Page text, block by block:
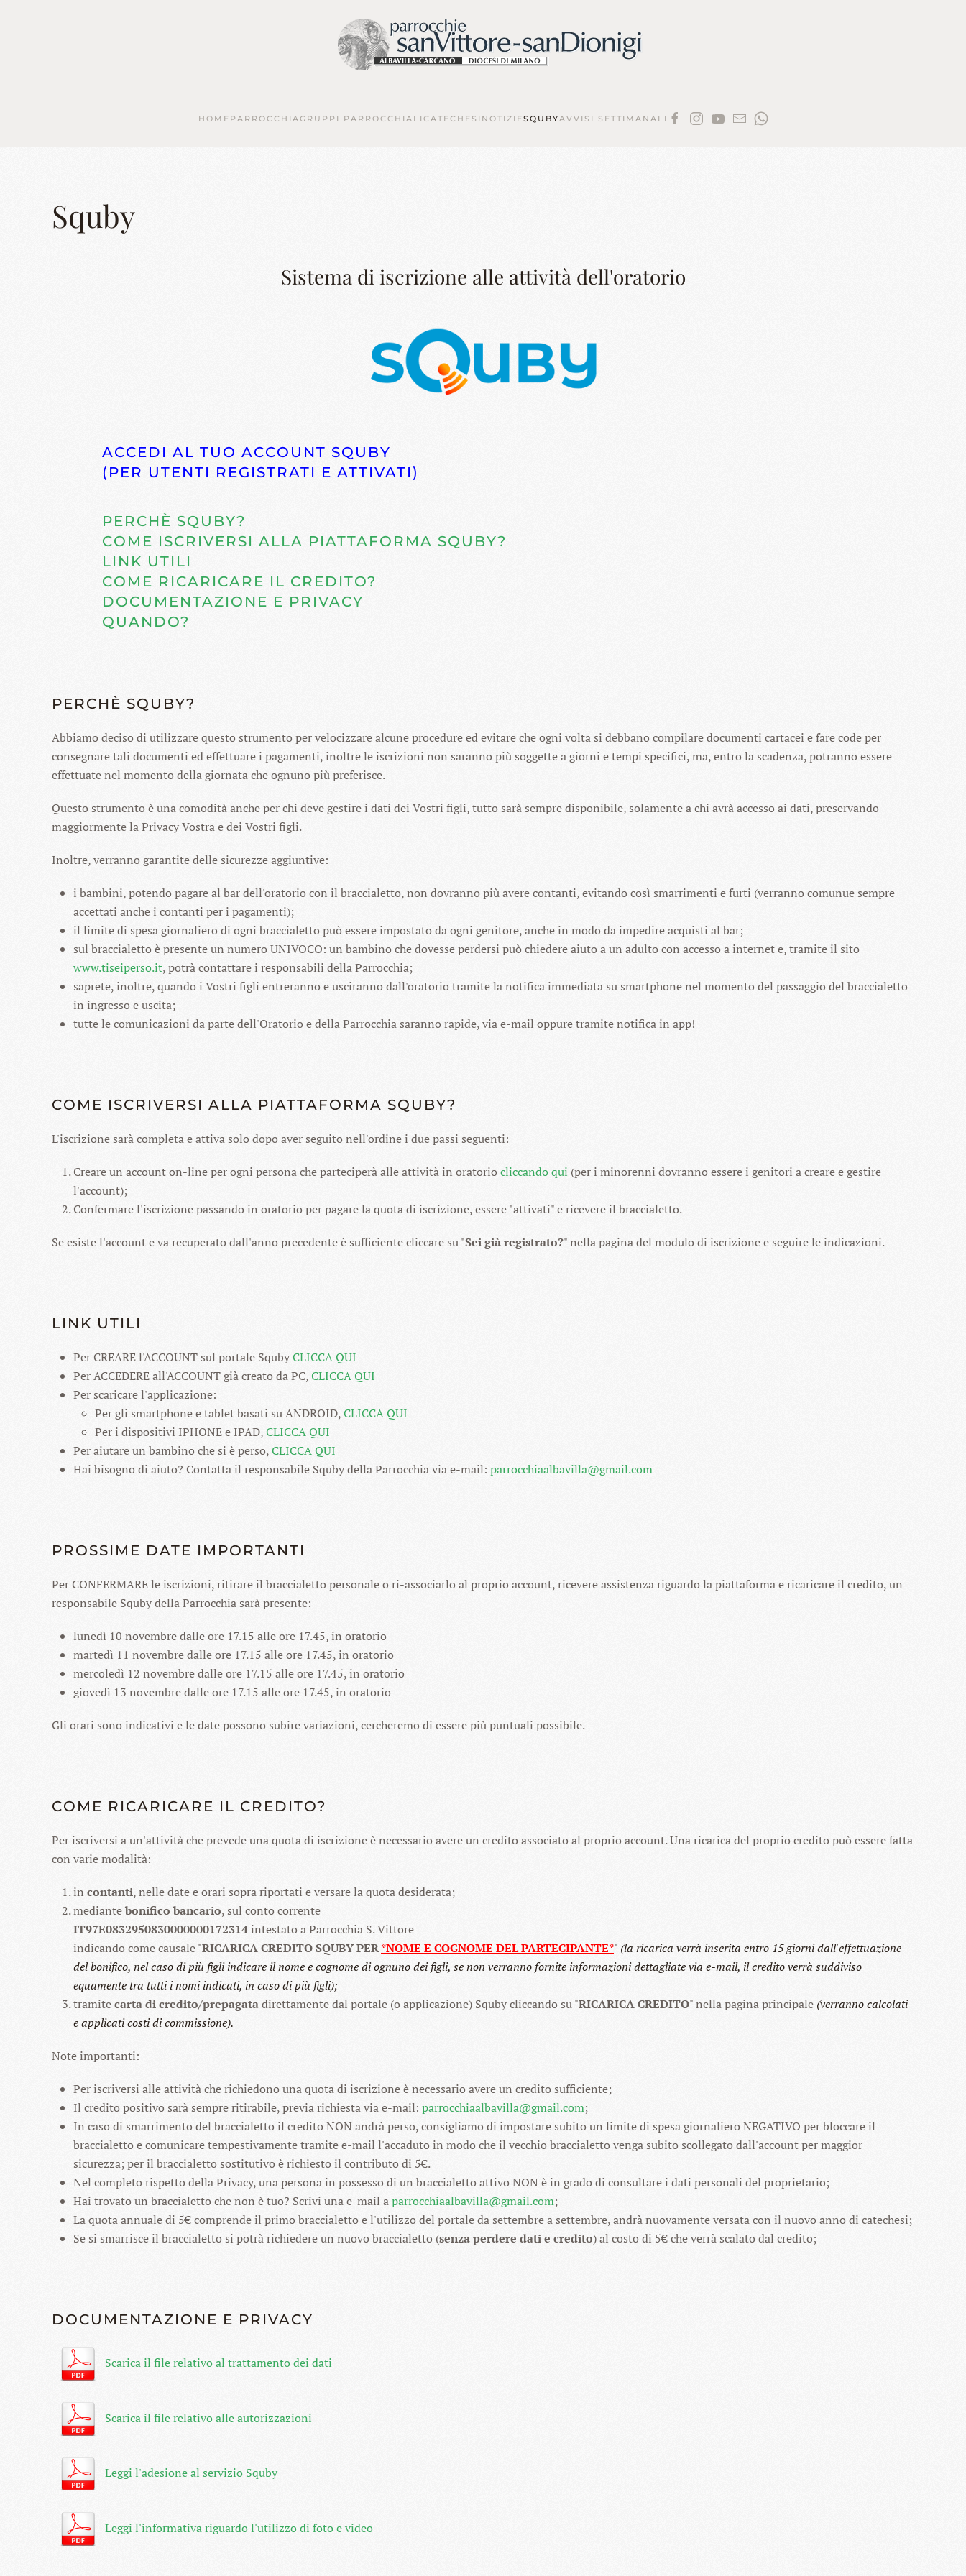
HOME PARROCCHIAGRUPPI PARROCCHIALI CATECHESI NOTIZIESQUBYAVVISI SETTIMANALI
Squby
Sistema di iscrizione alle attività dell'oratorio
ACCEDI AL TUO ACCOUNT SQUBY
(PER UTENTI REGISTRATI E ATTIVATI)
PERCHÈ SQUBY?
COME ISCRIVERSI ALLA PIATTAFORMA SQUBY?
LINK UTILI
COME RICARICARE IL CREDITO?
DOCUMENTAZIONE E PRIVACY
QUANDO?
PERCHÈ SQUBY?
Abbiamo deciso di utilizzare questo strumento per velocizzare alcune procedure ed evitare che ogni volta si debbano compilare documenti cartacei e fare code per
consegnare tali documenti ed effettuare i pagamenti, inoltre le iscrizioni non saranno più soggette a giorni e tempi specifici, ma, entro la scadenza, potranno essere
effettuate nel momento della giornata che ognuno più preferisce.
Questo strumento è una comodità anche per chi deve gestire i dati dei Vostri figli, tutto sarà sempre disponibile, solamente a chi avrà accesso ai dati, preservando
maggiormente la Privacy Vostra e dei Vostri figli.
Inoltre, verranno garantite delle sicurezze aggiuntive:
i bambini, potendo pagare al bar dell'oratorio con il braccialetto, non dovranno più avere contanti, evitando così smarrimenti e furti (verranno comunue sempre
accettati anche i contanti per i pagamenti);
il limite di spesa giornaliero di ogni braccialetto può essere impostato da ogni genitore, anche in modo da impedire acquisti al bar;
sul braccialetto è presente un numero UNIVOCO: un bambino che dovesse perdersi può chiedere aiuto a un adulto con accesso a internet e, tramite il sito
www.tiseiperso.it, potrà contattare i responsabili della Parrocchia;
saprete, inoltre, quando i Vostri figli entreranno e usciranno dall'oratorio tramite la notifica immediata su smartphone nel momento del passaggio del braccialetto
in ingresso e uscita;
tutte le comunicazioni da parte dell'Oratorio e della Parrocchia saranno rapide, via e-mail oppure tramite notifica in app!
COME ISCRIVERSI ALLA PIATTAFORMA SQUBY?
L'iscrizione sarà completa e attiva solo dopo aver seguito nell'ordine i due passi seguenti:
Creare un account on-line per ogni persona che parteciperà alle attività in oratoriocliccando qui (per i minorenni dovranno essere i genitori a creare e gestire
l'account);
Confermare l'iscrizione passando in oratorio per pagare la quota di iscrizione, essere "attivati" e ricevere il braccialetto.
Se esiste l'account e va recuperato dall'anno precedente è sufficiente cliccare su "Sei già registrato?" nella pagina del modulo di iscrizione e seguire le indicazioni.
LINK UTILI
Per CREARE l'ACCOUNT sul portale SqubyCLICCA QUI
Per ACCEDERE all'ACCOUNT già creato da PC,CLICCA QUI
Per scaricare l'applicazione:
Per gli smartphone e tablet basati su ANDROID,CLICCA QUI
Per i dispositivi IPHONE e IPAD,CLICCA QUI
Per aiutare un bambino che si è perso,CLICCA QUI
Hai bisogno di aiuto? Contatta il responsabile Squby della Parrocchia via e-mail: parrocchiaalbavilla@gmail.com
PROSSIME DATE IMPORTANTI
Per CONFERMARE le iscrizioni, ritirare il braccialetto personale o ri-associarlo al proprio account, ricevere assistenza riguardo la piattaforma e ricaricare il credito, un
responsabile Squby della Parrocchia sarà presente:
lunedì 10 novembre dalle ore 17.15 alle ore 17.45, in oratorio
martedì 11 novembre dalle ore 17.15 alle ore 17.45, in oratorio
mercoledì 12 novembre dalle ore 17.15 alle ore 17.45, in oratorio
giovedì 13 novembre dalle ore 17.15 alle ore 17.45, in oratorio
Gli orari sono indicativi e le date possono subire variazioni, cercheremo di essere più puntuali possibile.
COME RICARICARE IL CREDITO?
Per iscriversi a un'attività che prevede una quota di iscrizione è necessario avere un credito associato al proprio account. Una ricarica del proprio credito può essere fatta
con varie modalità:
in contanti, nelle date e orari sopra riportati e versare la quota desiderata;
mediantebonifico bancario, sul conto corrente
IT97E0832950830000000172314intestato a Parrocchia S. Vittore
indicando come causale "RICARICA CREDITO SQUBY PER*NOME E COGNOME DEL PARTECIPANTE*" (la ricarica verrà inserita entro 15 giorni dall'effettuazione
del bonifico, nel caso di più figli indicare il nome e cognome di ognuno dei figli, se non verranno fornite informazioni dettagliate via e-mail, il credito verrà suddiviso
equamente tra tutti i nomi indicati, in caso di più figli);
tramitecarta di credito/prepagatadirettamente dal portale (o applicazione) Squby cliccando su "RICARICA CREDITO" nella pagina principale (verranno calcolati
e applicati costi di commissione).
Note importanti:
Per iscriversi alle attività che richiedono una quota di iscrizione è necessario avere un credito sufficiente;
Il credito positivo sarà sempre ritirabile, previa richiesta via e-mail: parrocchiaalbavilla@gmail.com;
In caso di smarrimento del braccialetto il credito NON andrà perso, consigliamo di impostare subito un limite di spesa giornaliero NEGATIVO per bloccare il
braccialetto e comunicare tempestivamente tramite e-mail l'accaduto in modo che il vecchio braccialetto venga subito scollegato dall'account per maggior
sicurezza; per il braccialetto sostitutivo è richiesto il contributo di 5€.
Nel completo rispetto della Privacy, una persona in possesso di un braccialetto attivo NON è in grado di consultare i dati personali del proprietario;
Hai trovato un braccialetto che non è tuo? Scrivi una e-mail aparrocchiaalbavilla@gmail.com;
La quota annuale di 5€ comprende il primo braccialetto e l'utilizzo del portale da settembre a settembre, andrà nuovamente versata con il nuovo anno di catechesi;
Se si smarrisce il braccialetto si potrà richiedere un nuovo braccialetto (senza perdere dati e credito) al costo di 5€ che verrà scalato dal credito;
DOCUMENTAZIONE E PRIVACY
Scarica il file relativo al trattamento dei dati
Scarica il file relativo alle autorizzazioni
Leggi l'adesione al servizio Squby
Leggi l'informativa riguardo l'utilizzo di foto e video